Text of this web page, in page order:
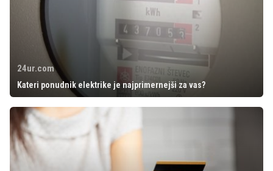
24ur.com
Kateri ponudnik elektrike je najprimernejši za vas?